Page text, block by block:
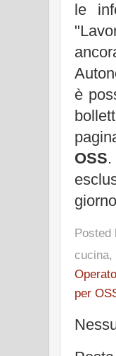
le
è
OSS
Posted
cucina,
per